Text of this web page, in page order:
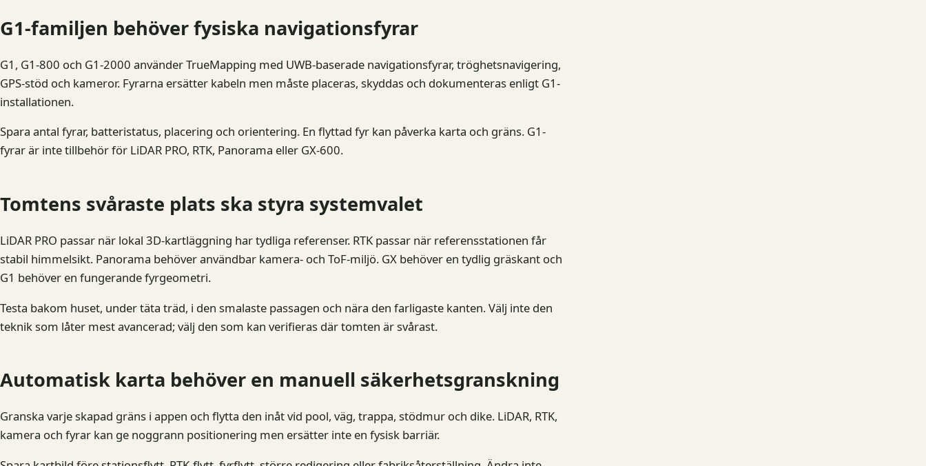
G1-familjen behöver fysiska navigationsfyrar
G1, G1-800 och G1-2000 använder TrueMapping med UWB-baserade navigationsfyrar, tröghetsnavigering,
GPS-stöd och kameror. Fyrarna ersätter kabeln men måste placeras, skyddas och dokumenteras enligt G1-
installationen.
Spara antal fyrar, batteristatus, placering och orientering. En flyttad fyr kan påverka karta och gräns. G1-
fyrar är inte tillbehör för LiDAR PRO, RTK, Panorama eller GX-600.
Tomtens svåraste plats ska styra systemvalet
LiDAR PRO passar när lokal 3D-kartläggning har tydliga referenser. RTK passar när referensstationen får
stabil himmelsikt. Panorama behöver användbar kamera- och ToF-miljö. GX behöver en tydlig gräskant och
G1 behöver en fungerande fyrgeometri.
Testa bakom huset, under täta träd, i den smalaste passagen och nära den farligaste kanten. Välj inte den
teknik som låter mest avancerad; välj den som kan verifieras där tomten är svårast.
Automatisk karta behöver en manuell säkerhetsgranskning
Granska varje skapad gräns i appen och flytta den inåt vid pool, väg, trappa, stödmur och dike. LiDAR, RTK,
kamera och fyrar kan ge noggrann positionering men ersätter inte en fysisk barriär.